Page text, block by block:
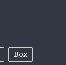
Box